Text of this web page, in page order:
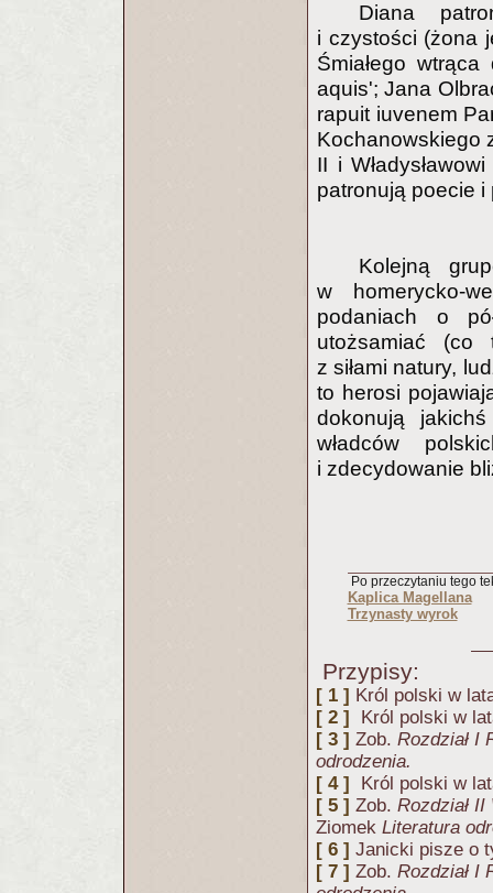
Diana
i czystości (żona
Śmiałego
aquis'; Jana
rapuit iuvenem
Kochanowskiego
II i
patronują poecie i
Kolejną
w homerycko-
podaniach o
utożsamiać (co
z siłami natury,
to herosi
dokonują
władców
i zdecydowanie
Po przeczytaniu tego
Kaplica Magellana
Trzynasty wyrok
Przypisy:
[ 1 ] Król polski w
[ 2 ]
Król polski w
[ 3 ] Zob. Rozdział I
odrodzenia.
[ 4 ]
Król polski w
[ 5 ] Zob. Rozdział II
Ziomek Literatura
[ 6 ] Janicki pisze o
[ 7 ] Zob. Rozdział I